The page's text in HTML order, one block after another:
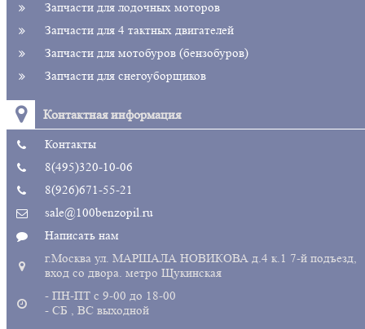
Запчасти для лодочных моторов
Запчасти для 4 тактных двигателей
Запчасти для мотобуров (бензобуров)
Запчасти для снегоуборщиков
Контактная информация
Контакты
8(495)320-10-06
8(926)671-55-21
sale@100benzopil.ru
Написать нам
г.Москва ул. МАРШАЛА НОВИКОВА д.4 к.1 7-й подъезд,
вход со двора. метро Щукинская
- ПН-ПТ с 9-00 до 18-00
- СБ , ВС выходной